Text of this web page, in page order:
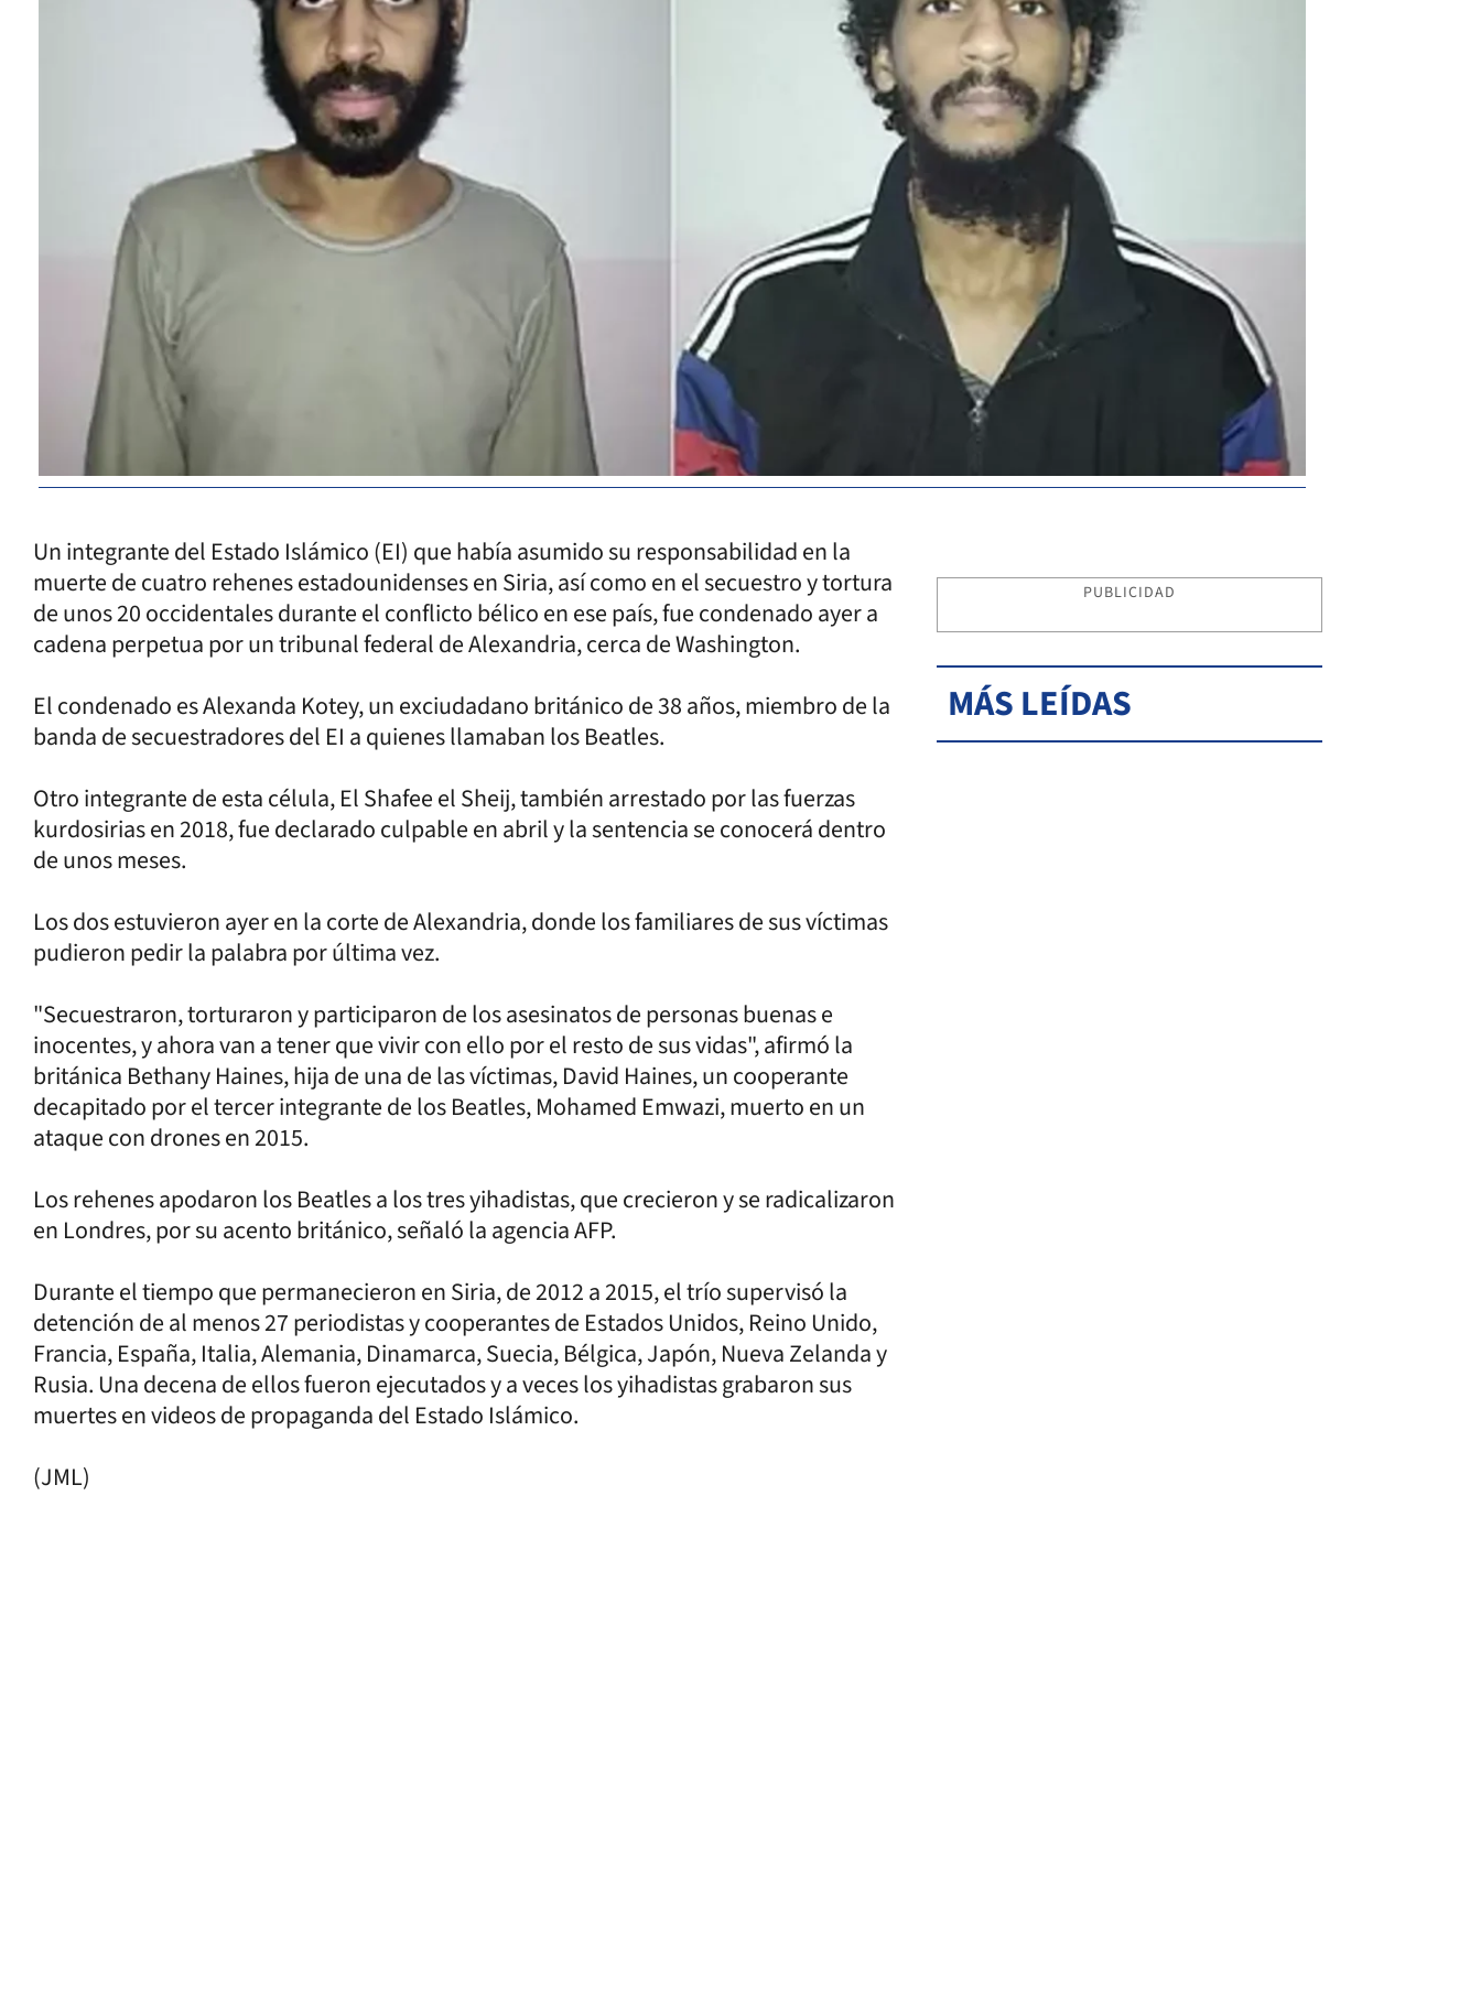
Un integrante del Estado Islámico (EI) que había asumido su responsabilidad en la
muerte de cuatro rehenes estadounidenses en Siria, así como en el secuestro y tortura
de unos 20 occidentales durante el conflicto bélico en ese país, fue condenado ayer a
cadena perpetua por un tribunal federal de Alexandria, cerca de Washington.
El condenado es Alexanda Kotey, un exciudadano británico de 38 años, miembro de la
banda de secuestradores del EI a quienes llamaban los Beatles.
Otro integrante de esta célula, El Shafee el Sheij, también arrestado por las fuerzas
kurdosirias en 2018, fue declarado culpable en abril y la sentencia se conocerá dentro
de unos meses.
Los dos estuvieron ayer en la corte de Alexandria, donde los familiares de sus víctimas
pudieron pedir la palabra por última vez.
"Secuestraron, torturaron y participaron de los asesinatos de personas buenas e
inocentes, y ahora van a tener que vivir con ello por el resto de sus vidas", afirmó la
británica Bethany Haines, hija de una de las víctimas, David Haines, un cooperante
decapitado por el tercer integrante de los Beatles, Mohamed Emwazi, muerto en un
ataque con drones en 2015.
Los rehenes apodaron los Beatles a los tres yihadistas, que crecieron y se radicalizaron
en Londres, por su acento británico, señaló la agencia AFP.
Durante el tiempo que permanecieron en Siria, de 2012 a 2015, el trío supervisó la
detención de al menos 27 periodistas y cooperantes de Estados Unidos, Reino Unido,
Francia, España, Italia, Alemania, Dinamarca, Suecia, Bélgica, Japón, Nueva Zelanda y
Rusia. Una decena de ellos fueron ejecutados y a veces los yihadistas grabaron sus
muertes en videos de propaganda del Estado Islámico.
(JML)
PUBLICIDAD
MÁS LEÍDAS